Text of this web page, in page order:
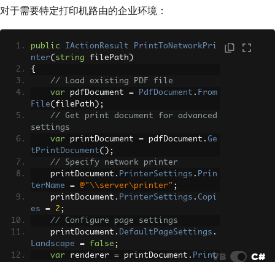
对于需要特定打印机路由的企业环境：
public IActionResult
PrintToNetworkPri
nter( string filePath )
{
// Load existing PDF file
var pdfDocument = PdfDocument . From
File( filePath );
// Get print document for advanced
settings
var printDocument = pdfDocument . Ge
tPrintDocument();
// Specify network printer
    printDocument
. PrinterSettings . Prin
terName
= @"\\server\printer" ;
    printDocument
. PrinterSettings . Copi
es
= 2 ;
// Configure page settings
    printDocument
. DefaultPageSettings .
Landscape
= false ;
var renderer = printDocument . PrintVB C#